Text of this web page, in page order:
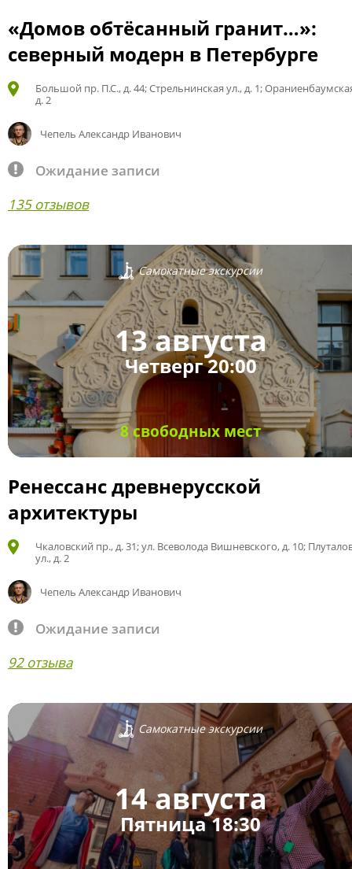
«Домов обтёсанный гранит…»:
северный модерн в Петербурге
Большой пр. П.С., д. 44; Стрельнинская ул., д. 1;
д. 2
Чепель Александр Иванович
Ожидание записи
135 отзывов
Самокатные экскурсии
13 августа
Четверг 20:00
8 свободных мест
Ренессанс древнерусской
архитектуры
Чкаловский пр., д. 31; ул. Всеволода Вишневского, д. 10;
ул., д. 2
Чепель Александр Иванович
Ожидание записи
92 отзыва
Самокатные экскурсии
14 августа
Пятница 18:30